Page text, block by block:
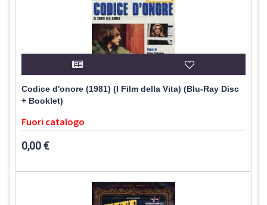
Codice d'onore (1981) (I Film della Vita) (Blu-Ray Disc
+ Booklet)
Fuori catalogo
0,00 €